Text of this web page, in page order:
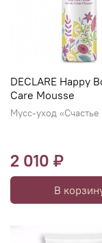
DECLARE Happy
Care Mousse
Мусс-уход «Счастье
2 010 ₽
В